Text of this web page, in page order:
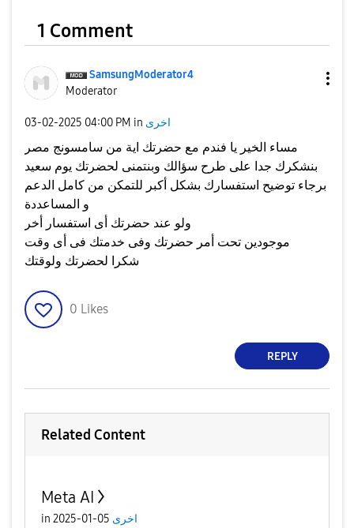
1 Comment
SamsungModerator4
Moderator
‎03-02-2025 04:00 PM in اخرى
مساء الخير يا فندم مع حضرتك اية من سامسونج مصر
بنشكرك جدا على طرح سؤالك وبنتمنى لحضرتك يوم سعيد
برجاء توضيح استفسارك بشكل أكبر للتمكن من كامل الدعم
و المساعددة
ولو عند حضرتك أى استفسار أخر
موجودين تحت أمر حضرتك وفى خدمتك فى أى وقت
شكرا لحضرتك ولوقتك
0 Likes
REPLY
Related Content
Meta AI
in اخرى 05-01-2025